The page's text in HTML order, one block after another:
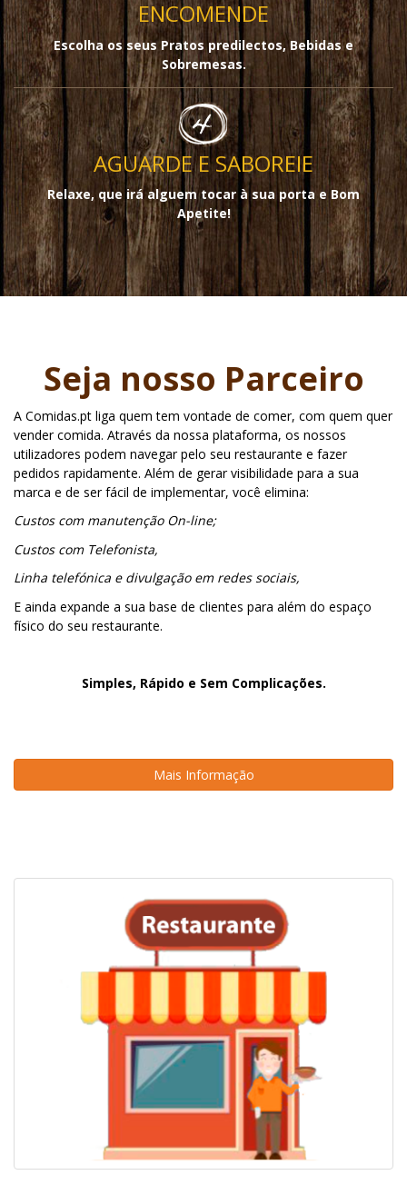
ENCOMENDE
Escolha os seus Pratos predilectos, Bebidas e
Sobremesas.
AGUARDE E SABOREIE
Relaxe, que irá alguem tocar à sua porta e Bom
Apetite!
Seja nosso Parceiro
A Comidas.pt liga quem tem vontade de comer, com quem quer
vender comida. Através da nossa plataforma, os nossos
utilizadores podem navegar pelo seu restaurante e fazer
pedidos rapidamente. Além de gerar visibilidade para a sua
marca e de ser fácil de implementar, você elimina:
Custos com manutenção On-line;
Custos com Telefonista,
Linha telefónica e divulgação em redes sociais,
E ainda expande a sua base de clientes para além do espaço
físico do seu restaurante.
Simples, Rápido e Sem Complicações.
Mais Informação